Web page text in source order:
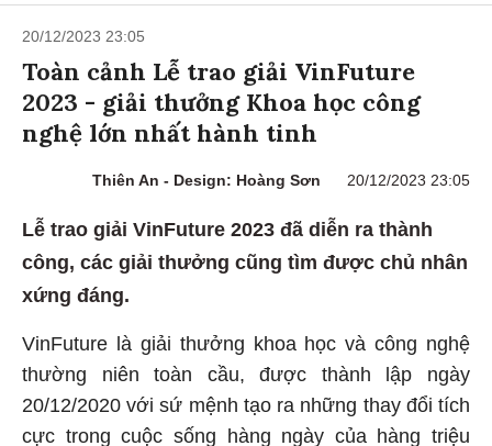
20/12/2023 23:05
Toàn cảnh Lễ trao giải VinFuture
2023 - giải thưởng Khoa học công
nghệ lớn nhất hành tinh
Thiên An - Design: Hoàng Sơn 20/12/2023 23:05
Lễ trao giải VinFuture 2023 đã diễn ra thành
công, các giải thưởng cũng tìm được chủ nhân
xứng đáng.
VinFuture là giải thưởng khoa học và công nghệ
thường niên toàn cầu, được thành lập ngày
20/12/2020 với sứ mệnh tạo ra những thay đổi tích
cực trong cuộc sống hàng ngày của hàng triệu